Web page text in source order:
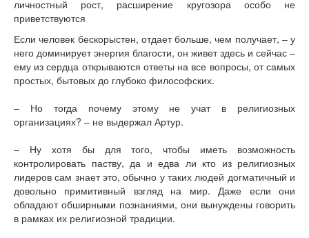
Книги
Аудио
Видео
Контакты
Наши контакты
Если человек бескорыстен, отдает больше, чем получает, – у
него доминирует энергия благости, он живет здесь и сейчас –
ему из сердца открываются ответы на все вопросы, от самых
простых, бытовых до глубоко философских.
– Но тогда почему этому не учат в религиозных
организациях? – не выдержал Артур.
– Ну хотя бы для того, чтобы иметь возможность
контролировать паству, да и едва ли кто из религиозных
лидеров сам знает это, обычно у таких людей догматичный и
довольно примитивный взгляд на мир. Даже если они
обладают обширными познаниями, они вынуждены говорить
в рамках их религиозной традиции.